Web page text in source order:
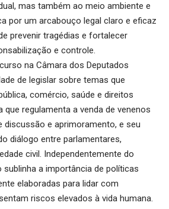
mas também ao meio ambiente e
por um arcabouço legal claro e eficaz
prevenir tragédias e fortalecer
e controle.
na Câmara dos Deputados
de legislar sobre temas que
comércio, saúde e direitos
que regulamenta a venda de venenos
discussão e aprimoramento, e seu
diálogo entre parlamentares,
civil. Independentemente do
a importância de políticas
elaboradas para lidar com
riscos elevados à vida humana.